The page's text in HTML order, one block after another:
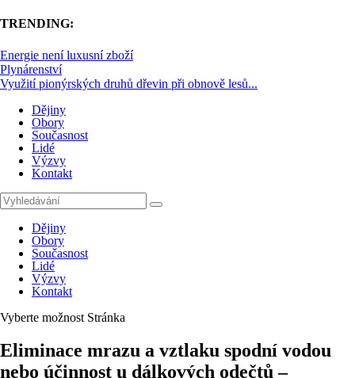
TRENDING:
Energie není luxusní zboží
Plynárenství
Využití pionýrských druhů dřevin při obnově lesů...
Dějiny
Obory
Současnost
Lidé
Výzvy
Kontakt
Dějiny
Obory
Současnost
Lidé
Výzvy
Kontakt
Vyberte možnost Stránka
Eliminace mrazu a vztlaku spodní vodou
nebo účinnost u dálkových odečtů –